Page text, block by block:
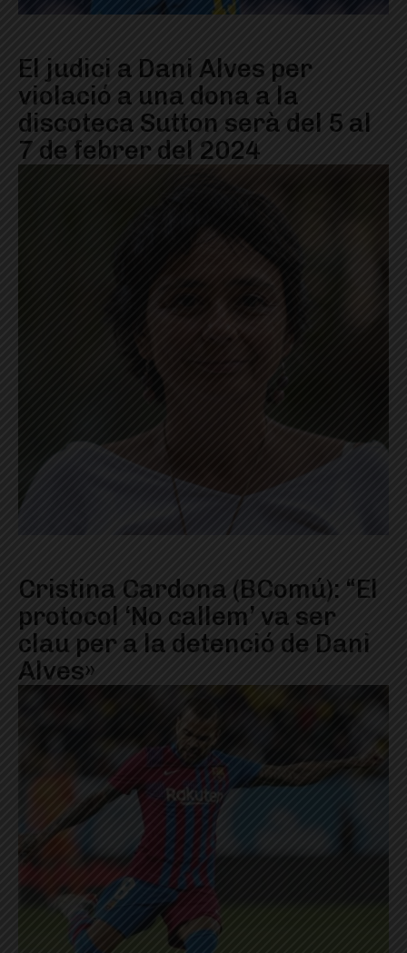
El judici a Dani Alves per
violació a una dona a la
discoteca Sutton serà del 5 al
7 de febrer del 2024
Cristina Cardona (BComú): “El
protocol ‘No callem’ va ser
clau per a la detenció de Dani
Alves»